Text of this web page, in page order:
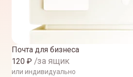
Почта для бизнеса
120 ₽ /за ящик
или индивидуально